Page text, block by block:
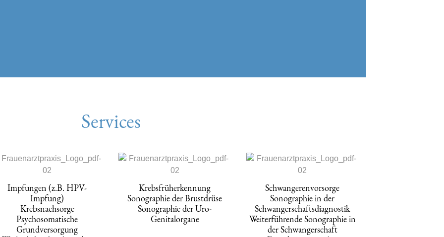
Services
Impfungen (z.B. HPV-
Impfung)
Krebsnachsorge
Psychosomatische
Grundversorgung
Krebsfrüherkennung
Sonographie der Brustdrüse
Sonographie der Uro-
Genitalorgane
Schwangerenvorsorge
Sonographie in der
Schwangerschaftsdiagnostik
Weiterführende Sonographie in
der Schwangerschaft